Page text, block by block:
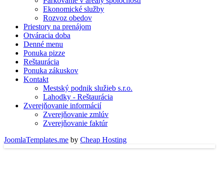
Ekonomické služby
Rozvoz obedov
Priestory na prenájom
Otváracia doba
Denné menu
Ponuka pizze
Reštaurácia
Ponuka zákuskov
Kontakt
Mestský podnik služieb s.r.o.
Lahodky - Reštaurácia
Zverejňovanie informácií
Zverejňovanie zmlúv
Zverejňovanie faktúr
JoomlaTemplates.me by Cheap Hosting